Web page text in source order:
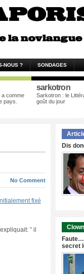
NOUS ? SONDAGES
a comme
pays.
sarkotron
Sarkotron : le
goût du jour
No Comment
fixé
” il
Dis
Faute…
secret